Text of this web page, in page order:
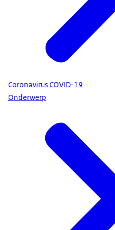
Coronavirus COVID-19
Onderwerp